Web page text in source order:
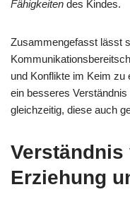
Fähigkeiten des Kindes.
Zusammengefasst lässt
und Konflikte im Keim
ein besseres
gleichzeitig, diese auch
Erziehung